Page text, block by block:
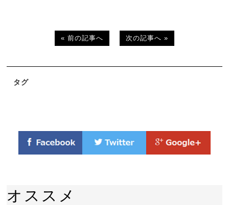
« 前の記事へ 次の記事へ »
タグ
オススメ